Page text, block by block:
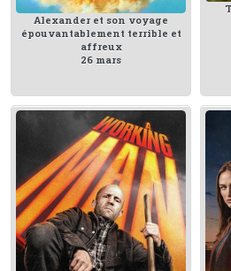
Alexander et son voyage
épouvantablement terrible et
affreux
26 mars